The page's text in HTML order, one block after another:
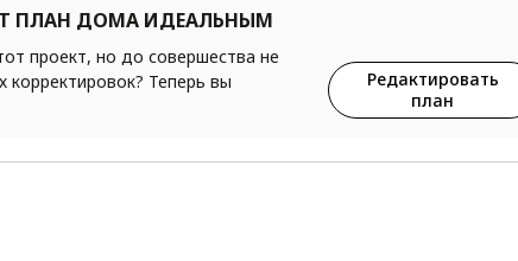
ПЛАН ДОМА ИДЕАЛЬНЫМ
проект, но до совершества не
корректировок? Теперь вы
Редактировать
план